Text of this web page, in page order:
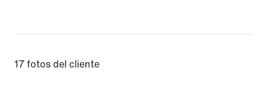
17 fotos del cliente